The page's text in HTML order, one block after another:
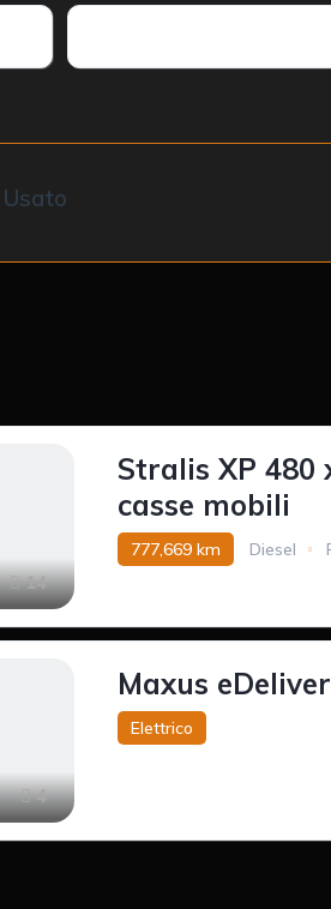
Usato
14
Stralis XP
casse mobili
777,669 km Diesel
4
Maxus
Elettrico